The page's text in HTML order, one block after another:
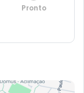
Pronto